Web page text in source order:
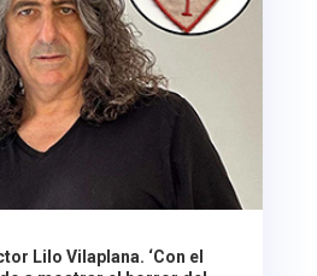
Lilo Vilaplana. ‘Con el